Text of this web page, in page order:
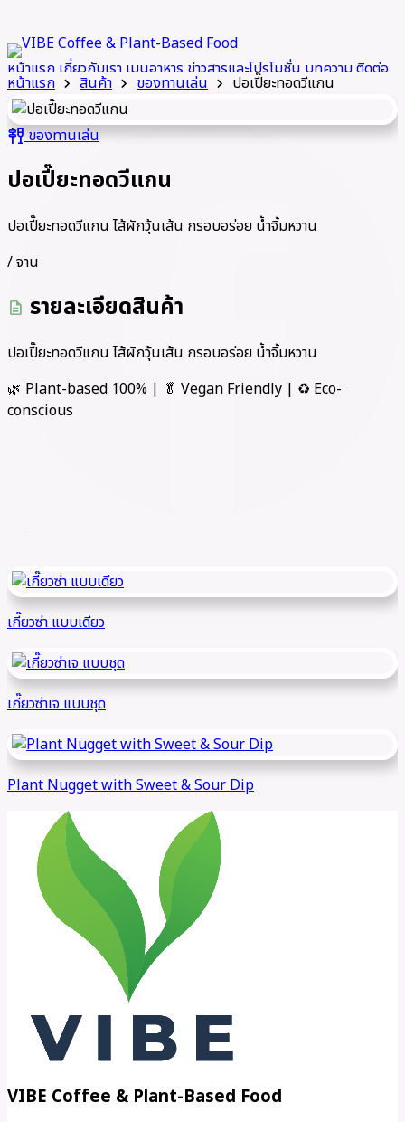
หน้าแรก เกี่ยวกับเรา เมนูอาหาร ข่าวสารและโปรโมชั่น บทความติดต่อ
เรา
callLINE
หน้าแรก chevron_right สินค้า chevron_right ของทานเล่น chevron_right ปอเปี๊ยะทอดวีแกน
tapasของทานเล่น
ปอเปี๊ยะทอดวีแกน
ปอเปี๊ยะทอดวีแกน ไส้ผักวุ้นเส้น กรอบอร่อย น้ำจิ้มหวาน
/ จาน
description รายละเอียดสินค้า
ปอเปี๊ยะทอดวีแกน ไส้ผักวุ้นเส้น กรอบอร่อย น้ำจิ้มหวาน
🌿 Plant-based 100% | 🥬 Vegan Friendly | ♻️ Eco-
conscious
VIBE Coffee & Plant-Based Food